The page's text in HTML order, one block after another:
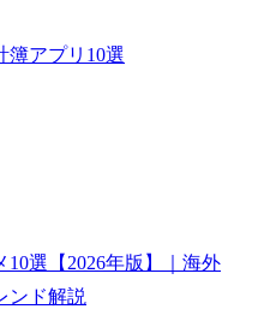
簿アプリ10選
選【2026年版】｜海外
ンド解説